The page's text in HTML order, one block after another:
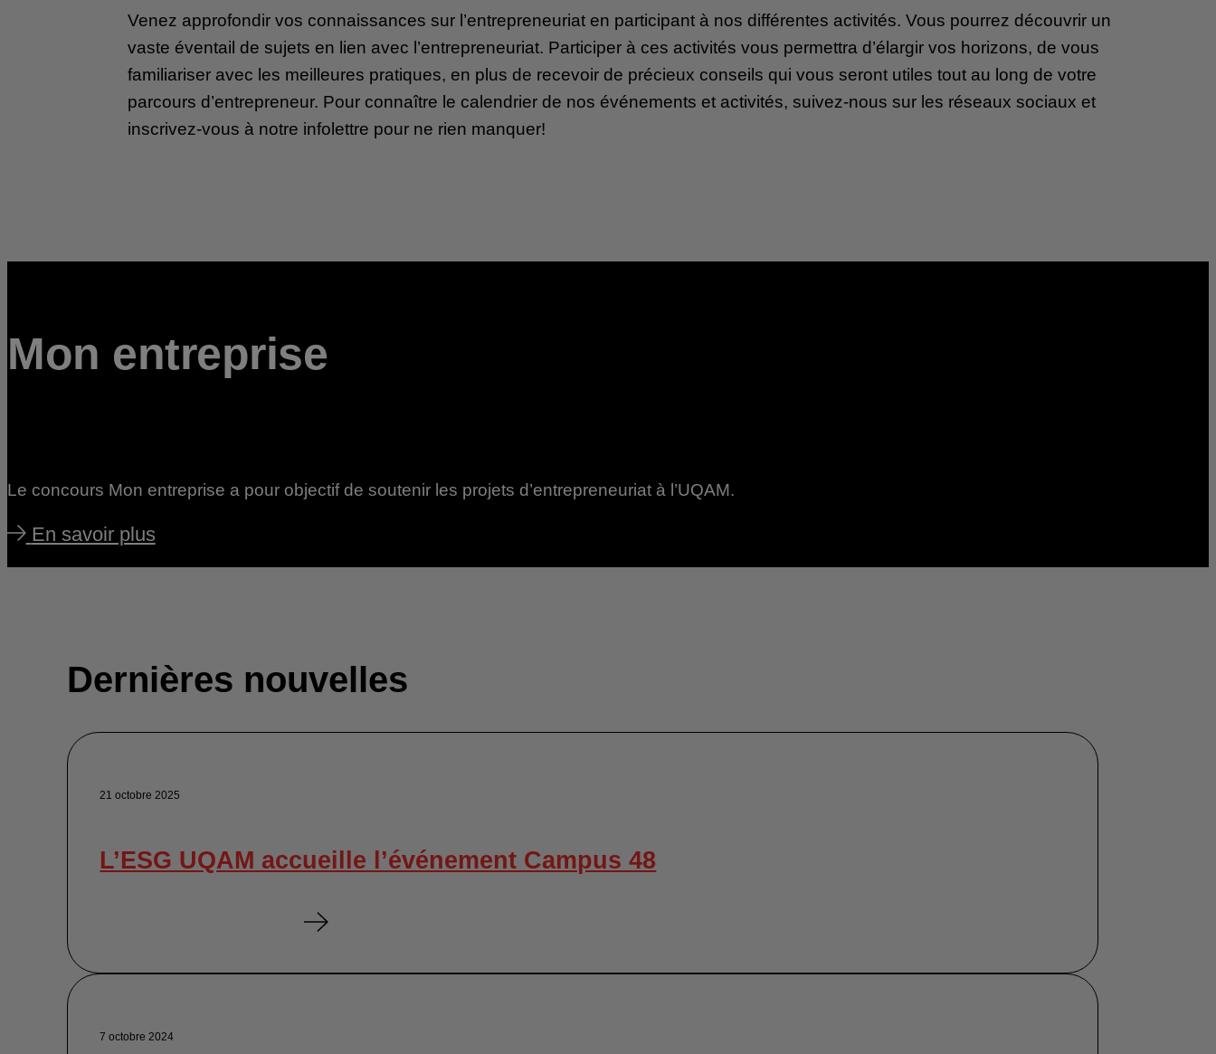
Venez approfondir vos connaissances sur l’entrepreneuriat en participant à nos différentes activités. Vous pourrez découvrir un
vaste éventail de sujets en lien avec l’entrepreneuriat. Participer à ces activités vous permettra d’élargir vos horizons, de vous
familiariser avec les meilleures pratiques, en plus de recevoir de précieux conseils qui vous seront utiles tout au long de votre
parcours d’entrepreneur. Pour connaître le calendrier de nos événements et activités, suivez-nous sur les réseaux sociaux et
inscrivez-vous à notre infolettre pour ne rien manquer!
Mon entreprise
Le concours Mon entreprise a pour objectif de soutenir les projets d’entrepreneuriat à l’UQAM.
En savoir plus
Dernières nouvelles
21 octobre 2025
L’ESG UQAM accueille l’événement Campus 48
7 octobre 2024